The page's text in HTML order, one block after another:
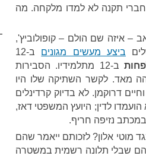
תקנה לא למדו מלקחה. מה
– איזה שם הולם – קופולוביץ',
ביצע מעשים מגונים
ב-12
ב-12 מתלמידיו. הסבירות
מאד. לקשר השתיקה שלו היו
דרוקמן. לא בדיוק קרדינלים
לדין; היועץ המשפטי דאז,
במכתב נזיפה חריף.
מוטי אלון? לזכותם ייאמר שהם
שבלי תלונה רשמית במשטרה